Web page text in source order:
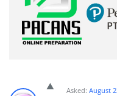
Asked: August